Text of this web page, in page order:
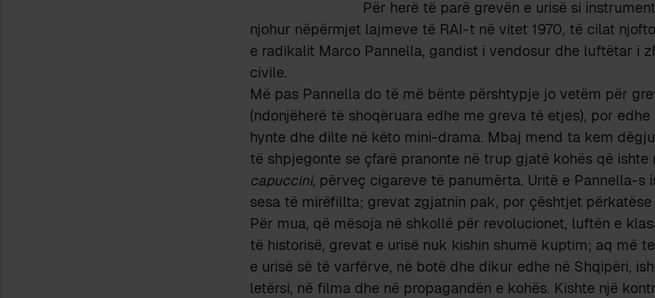
Për herë të parë grevën e urisë si
njohur nëpërmjet lajmeve të RAI-t në vitet 1970, të cilat
e radikalit Marco Pannella, gandist i vendosur dhe luftëtar i
civile.
Më pas Pannella do të më bënte përshtypje jo vetëm për
(ndonjëherë të shoqëruara edhe me greva të etjes), por
hynte dhe dilte në këto mini-drama. Mbaj mend ta kem
të shpjegonte se çfarë pranonte në trup gjatë kohës që ishte
capuccini, përveç cigareve të panumërta. Uritë e Pannella-s
sesa të mirëfillta; grevat zgjatnin pak, por çështjet përkatëse
Për mua, që mësoja në shkollë për revolucionet, luftën e
të historisë, grevat e urisë nuk kishin shumë kuptim; aq më
e urisë së të varfërve, në botë dhe dikur edhe në Shqipëri,
letërsi, në filma dhe në propagandën e kohës. Kishte një